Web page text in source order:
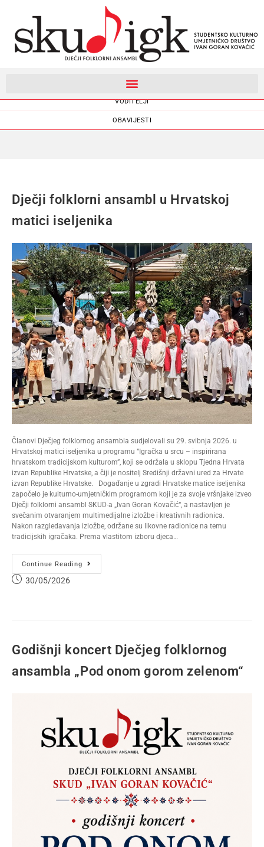
DJEČJI FOLKLORNI ANSAMBL
VODITELJI
OBAVIJESTI
Dječji folklorni ansambl u Hrvatskoj
matici iseljenika
Članovi Dječjeg folklornog ansambla sudjelovali su 29. svibnja 2026. u
Hrvatskoj matici iseljenika u programu “Igračka u srcu – inspirirana
hrvatskom tradicijskom kulturom”, koji se održala u sklopu Tjedna Hrvata
izvan Republike Hrvatske, a čiji je nositelj Središnji državni ured za Hrvate
izvan Republike Hrvatske. Događanje u zgradi Hrvatske matice iseljenika
započelo je kulturno-umjetničkim programom koji je za svoje vršnjake izveo
Dječji folklorni ansambl SKUD-a „Ivan Goran Kovačić“, a nastavljen je
svečanim otvaranjem multimedijalne izložbe i kreativnih radionica.
Nakon razgledavanja izložbe, održane su likovne radionice na temu
tradicijskih igračaka. Prema vlastitom izboru djeca…
Continue Reading
30/05/2026
Godišnji koncert Dječjeg folklornog
ansambla „Pod onom gorom zelenom“